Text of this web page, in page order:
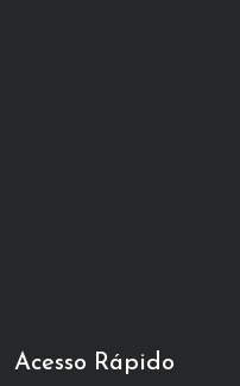
Acesso Rápido